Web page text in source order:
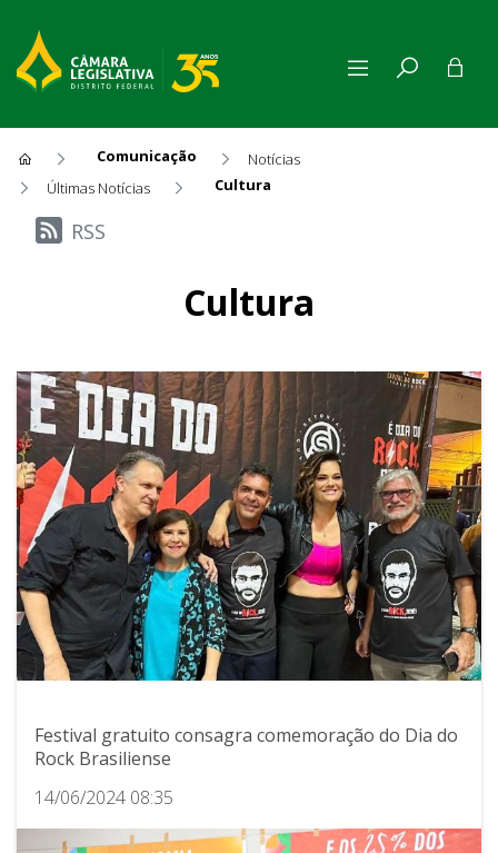
Comunicação
Notícias
Últimas Notícias
Cultura
Últimas Notícias
RSS
Cultura
Festival gratuito consagra comemoração do Dia do
Rock Brasiliense
14/06/2024 08:35